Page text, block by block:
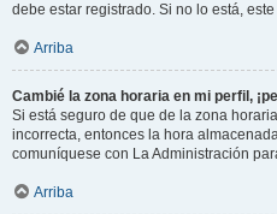
debe estar registrado. Si no lo está,
Arriba
Cambié la zona horaria en mi perfil,
Si está seguro de que de la zona
incorrecta, entonces la hora
comuníquese con La Administración
Arriba